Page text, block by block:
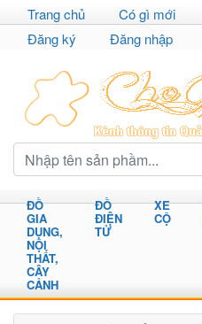
Trang chủ Có gì mới
Đăng ký
Đăng nhập
ĐỒ
GIA
DỤNG,
NỘI
THẤT,
CÂY
CẢNH
ĐỒ
ĐIỆN
TỬ
XE
CỘ